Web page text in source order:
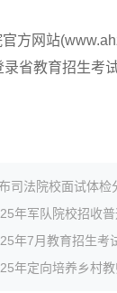
方网站
省教育招生考
司法院校面试体检
年7月教育招生考
年定向培养乡村